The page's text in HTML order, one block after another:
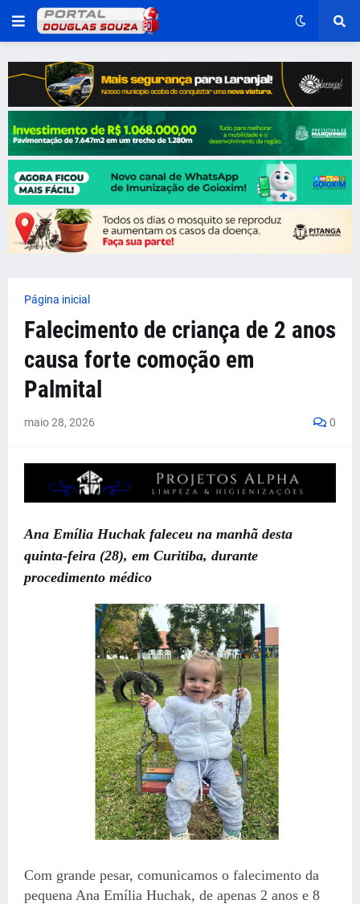
Página inicial
Falecimento de criança de 2 anos
causa forte comoção em
Palmital
maio 28, 2026 0
Ana Emília Huchak faleceu na manhã desta
quinta-feira (28), em Curitiba, durante
procedimento médico
Com grande pesar, comunicamos o falecimento da
pequena Ana Emília Huchak, de apenas 2 anos e 8